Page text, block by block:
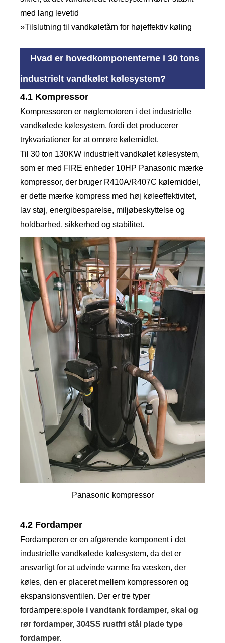
med lang levetid
»Tilslutning til vandkøletårn for højeffektiv køling
Hvad er hovedkomponenterne i 30 tons
industrielt vandkølet kølesystem?
4.1 Kompressor
Kompressoren er nøglemotoren i det industrielle
vandkølede kølesystem, fordi det producerer
trykvariationer for at omrøre kølemidlet.
Til 30 ton 130KW industrielt vandkølet kølesystem,
som er med FIRE enheder 10HP Panasonic mærke
kompressor, der bruger R410A/R407C kølemiddel,
er dette mærke kompress med høj køleeffektivitet,
lav støj, energibesparelse, miljøbeskyttelse og
holdbarhed, sikkerhed og stabilitet.
Panasonic kompressor
4.2 Fordamper
Fordamperen er en afgørende komponent i det
industrielle vandkølede kølesystem, da det er
ansvarligt for at udvinde varme fra væsken, der
køles, den er placeret mellem kompressoren og
ekspansionsventilen. Der er tre typer
fordampere:spole i vandtank fordamper, skal og
rør fordamper, 304SS rustfri stål plade type
fordamper.